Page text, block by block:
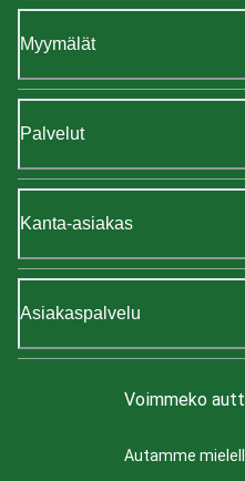
Myymälät
Palvelut
Kanta-asiakas
Asiakaspalvelu
Voimmeko
Autamme